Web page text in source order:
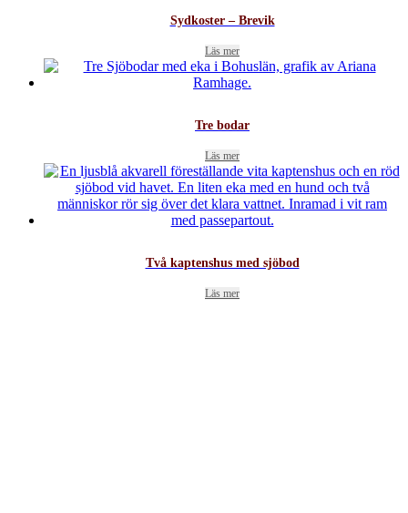
Sydkoster – Brevik
Läs mer
Tre bodar
Läs mer
Två kaptenshus med sjöbod
Läs mer